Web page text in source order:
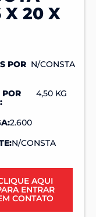
X 20 X
POR N/CONSTA
POR
4,50 KG
2.600
N/CONSTA
AQUI
ENTRAR
CONTATO